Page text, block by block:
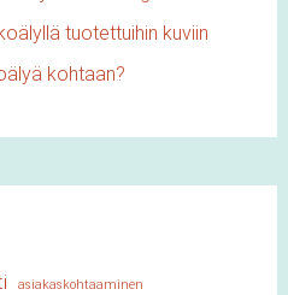
tuotettuihin kuviin
kohtaan?
asiakaskohtaaminen